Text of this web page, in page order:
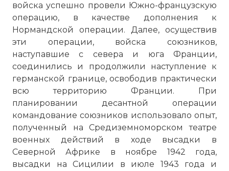
войска успешно провели Южно-французскую
операцию, в качестве дополнения к
Нормандской операции. Далее, осуществив
эти операции, войска союзников,
наступавшие с севера и юга Франции,
соединились и продолжили наступление к
германской границе, освободив практически
всю территорию Франции. При
планировании десантной операции
командование союзников использовало опыт,
полученный на Средиземноморском театре
военных действий в ходе высадки в
Северной Африке в ноябре 1942 года,
высадки на Сицилии в июле 1943 года и